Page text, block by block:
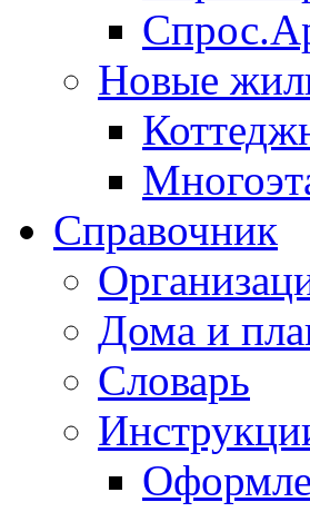
Новые
Справочник
Дома и
Словарь